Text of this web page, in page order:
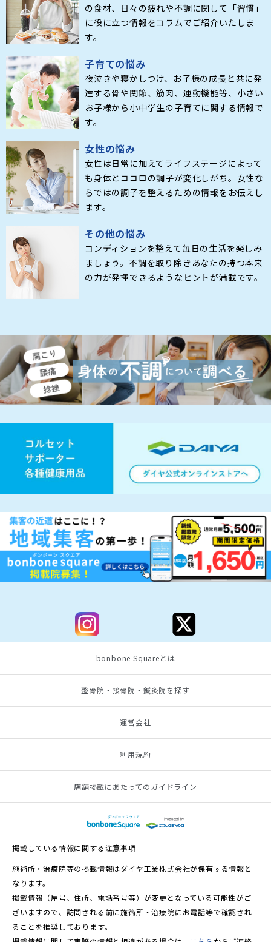
の食材、日々の疲れや不調に関して「習慣」
に役に立つ情報をコラムでご紹介いたしま
す。
子育ての悩み
夜泣きや寝かしつけ、お子様の成長と共に発
達する骨や関節、筋肉、運動機能等、小さい
お子様から小中学生の子育てに関する情報で
す。
女性の悩み
女性は日常に加えてライフステージによって
も身体とココロの調子が変化しがち。女性な
らではの調子を整えるための情報をお伝えし
ます。
その他の悩み
コンディションを整えて毎日の生活を楽しみ
ましょう。不調を取り除きあなたの持つ本来
の力が発揮できるようなヒントが満載です。
bonbone Squareとは
整骨院・接骨院・鍼灸院を探す
運営会社
利用規約
店舗掲載にあたってのガイドライン
掲載している情報に関する注意事項
施術所・治療院等の掲載情報はダイヤ工業株式会社が保有する情報と
なります。
掲載情報（屋号、住所、電話番号等）が変更となっている可能性がご
ざいますので、訪問される前に施術所・治療院にお電話等で確認され
ることを推奨しております。